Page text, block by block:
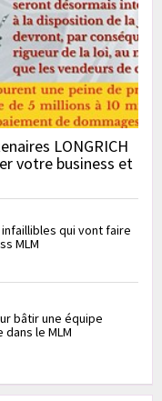
LONGRICH
votre business et
qui vont faire
MLM
bâtir une équipe
le MLM